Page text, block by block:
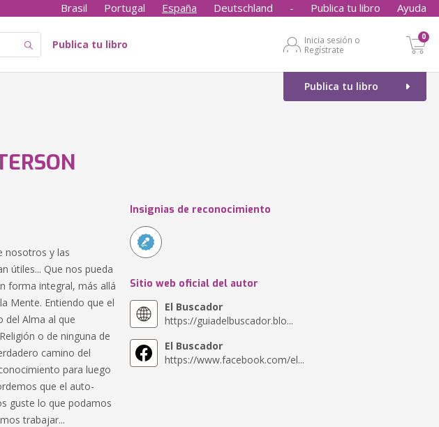
Brasil Portugal España Deutschland - Publica tu libro Ayuda
Publica tu libro
Inicia sesión o
Regístrate
0
Publica tu libro
nosotros y las
útiles... Que nos pueda
forma integral, más allá
Mente. Entiendo que el
del Alma al que
o de ninguna de
camino del
para luego
que el auto-
guste lo que podamos
trabajar...
Insignias de reconocimiento
Sitio web oficial del autor
El Buscador
https://guiadelbuscador.blo...
El Buscador
https://www.facebook.com/el...